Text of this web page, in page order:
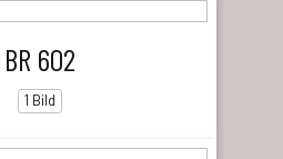
BR 602
1 Bild